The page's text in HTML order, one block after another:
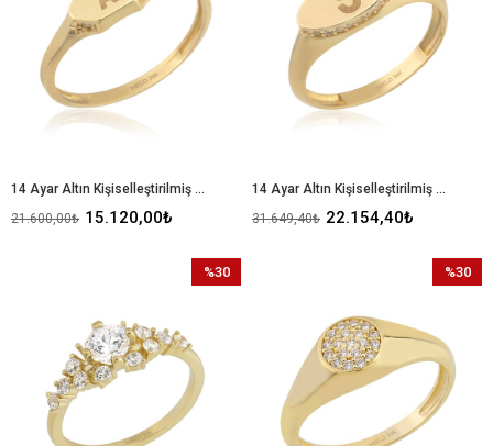
14 Ayar Altın Kişiselleştirilmiş Artemis Yüzük
15.120,00₺
21.600,00₺
14 Ayar Altın Kişiselleştirilmiş Artemis Yüzük
22.154,40₺
31.649,40₺
%30
%30